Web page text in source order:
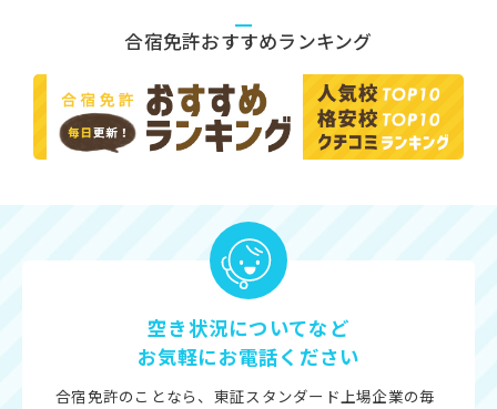
合宿免許おすすめランキング
空き状況についてなど
お気軽にお電話ください
合宿免許のことなら、東証スタンダード上場企業の毎